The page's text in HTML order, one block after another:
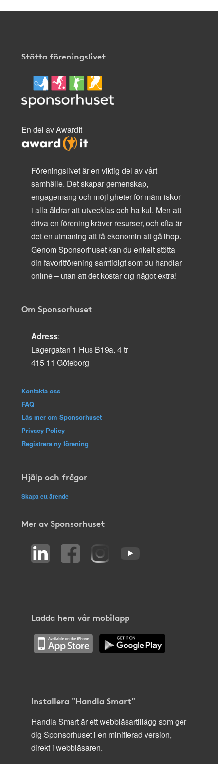
Stötta föreningslivet
En del av AwardIt
Föreningslivet är en viktig del av vårt
samhälle. Det skapar gemenskap,
engagemang och möjligheter för människor
i alla åldrar att utvecklas och ha kul. Men att
driva en förening kräver resurser, och ofta är
det en utmaning att få ekonomin att gå ihop.
Genom Sponsorhuset kan du enkelt stötta
din favoritförening samtidigt som du handlar
online – utan att det kostar dig något extra!
Om Sponsorhuset
Adress:
Lagergatan 1 Hus B19a, 4 tr
415 11 Göteborg
Kontakta oss
FAQ
Läs mer om Sponsorhuset
Privacy Policy
Registrera ny förening
Hjälp och frågor
Skapa ett ärende
Mer av Sponsorhuset
Ladda hem vår mobilapp
Installera "Handla Smart"
Handla Smart är ett webbläsartillägg som ger
dig Sponsorhuset i en minifierad version,
direkt i webbläsaren.